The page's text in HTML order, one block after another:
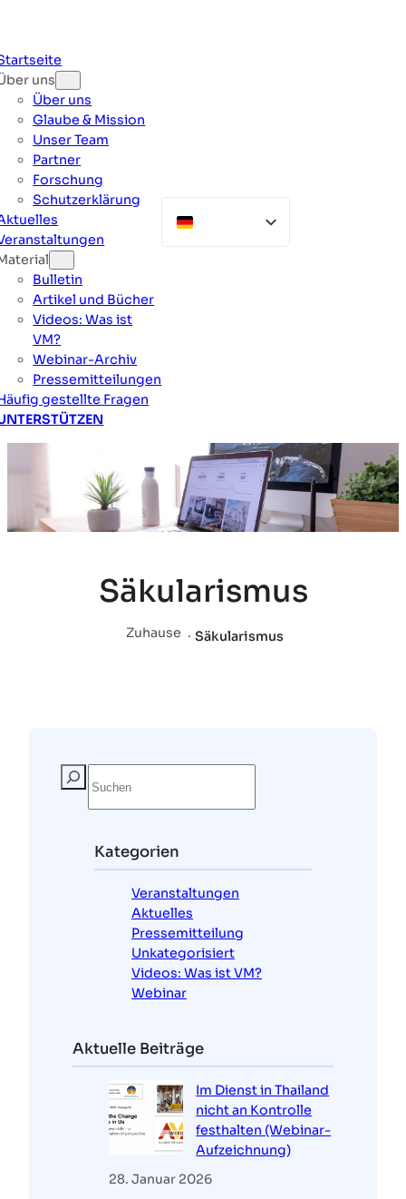
springen
uns
Über uns
Glaube & Mission
Unser Team
Partner
Forschung
Schutzerklärung
Bulletin
Artikel und Bücher
Videos: Was ist
VM?
Webinar-Archiv
Pressemitteilungen
gestellte Fragen
Säkularismus
Zuhause . Säkularismus
Kategorien
Veranstaltungen
Aktuelles
Pressemitteilung
Unkategorisiert
Videos: Was ist VM?
Webinar
Aktuelle Beiträge
Im Dienst in Thailand
nicht an Kontrolle
festhalten (Webinar-
Aufzeichnung)
28. Januar 2026